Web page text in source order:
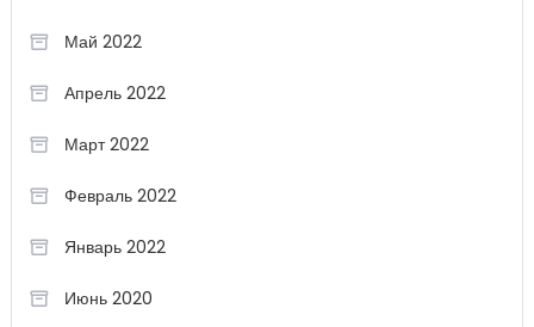
Май 2022
Апрель 2022
Март 2022
Февраль 2022
Январь 2022
Июнь 2020